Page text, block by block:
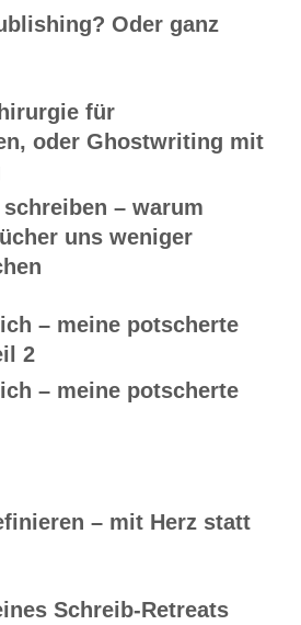
Oder ganz
für
oder Ghostwriting mit
– warum
uns weniger
– meine potscherte
2
– meine potscherte
– mit Herz statt
Schreib-Retreats